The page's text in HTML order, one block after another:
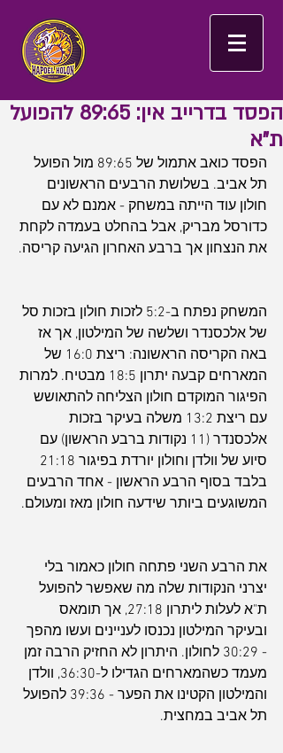
הפסד בדרייב אין: 89:65 להפועל
ת"א
הפסד כואב אתמול של 89:65 מול הפועל
תל אביב. בשלושת הרבעים הראשונים
חולון עוד הייתה במשחק - אמנם לא עם
כדורסל מבריק, אבל בהחלט בעמדה לקחת
את הנצחון אך ברבע האחרון הגיעה קריסה.
המשחק נפתח ב-5:2 לזכות חולון בזכות סל
של אלכסנדר ושלשה של המילטון, אך אז
באה הקריסה הראשונה: ריצת 16:0 של
המארחים קבעה יתרון 18:5 מבטיח. למרות
הפיגור המוקדם חולון הצליחה להתאושש
עם ריצת 13:2 משלה בעיקר בזכות
אלכסנדר (11 נקודות ברבע הראשון) עם
בלבד בסוף הרבע הראשון - אחד הרבעים
המשוגעים ביותר שידעה חולון מאז ומעולם.
את הרבע השני פתחה חולון כאמור בלי
יצרני הנקודות שלה מה שאפשר להפועל
ת"א לעלות ליתרון 27:18, אך תומאס
ובעיקר המילטון נכנסו לעניינים ועשו מהפך
- 30:29 לחולון. היתרון לא החזיק הרבה זמן
מעמד כשהמארחים הגדילו ל-36:30, וולדן
והמילטון הקטינו את הפער - 39:36 להפועל
תל אביב במחצית.